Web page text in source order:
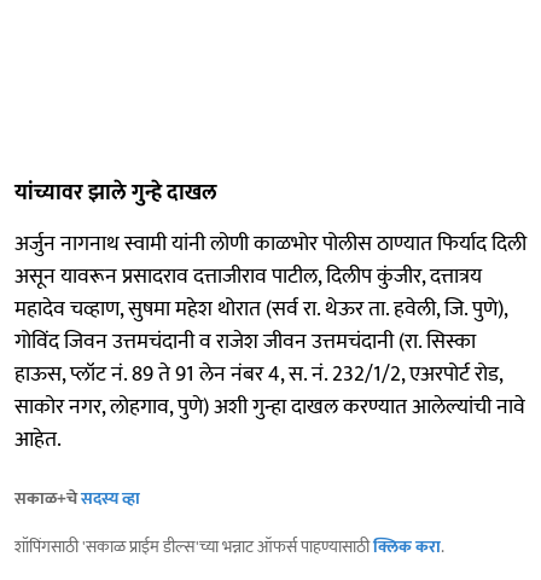
यांच्यावर झाले गुन्हे दाखल
अर्जुन नागनाथ स्वामी यांनी लोणी काळभोर पोलीस ठाण्यात फिर्याद दिली
असून यावरून प्रसादराव दत्ताजीराव पाटील, दिलीप कुंजीर, दत्तात्रय
महादेव चव्हाण, सुषमा महेश थोरात (सर्व रा. थेऊर ता. हवेली, जि. पुणे),
गोविंद जिवन उत्तमचंदानी व राजेश जीवन उत्तमचंदानी (रा. सिस्का
हाऊस, प्लॉट नं. 89 ते 91 लेन नंबर 4, स. नं. 232/1/2, एअरपोर्ट रोड,
साकोर नगर, लोहगाव, पुणे) अशी गुन्हा दाखल करण्यात आलेल्यांची नावे
आहेत.
सकाळ+चेसदस्य व्हा
शॉपिंगसाठी 'सकाळ प्राईम डील्स'च्या भन्नाट ऑफर्स पाहण्यासाठीक्लिक करा.